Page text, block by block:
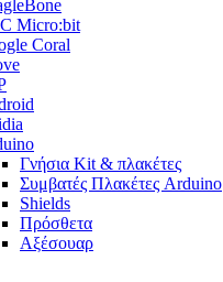
Micro:bit
Coral
Γνήσια Kit & πλακέτες
Συμβατές Πλακέτες Arduino
Shields
Πρόσθετα
Αξέσουαρ